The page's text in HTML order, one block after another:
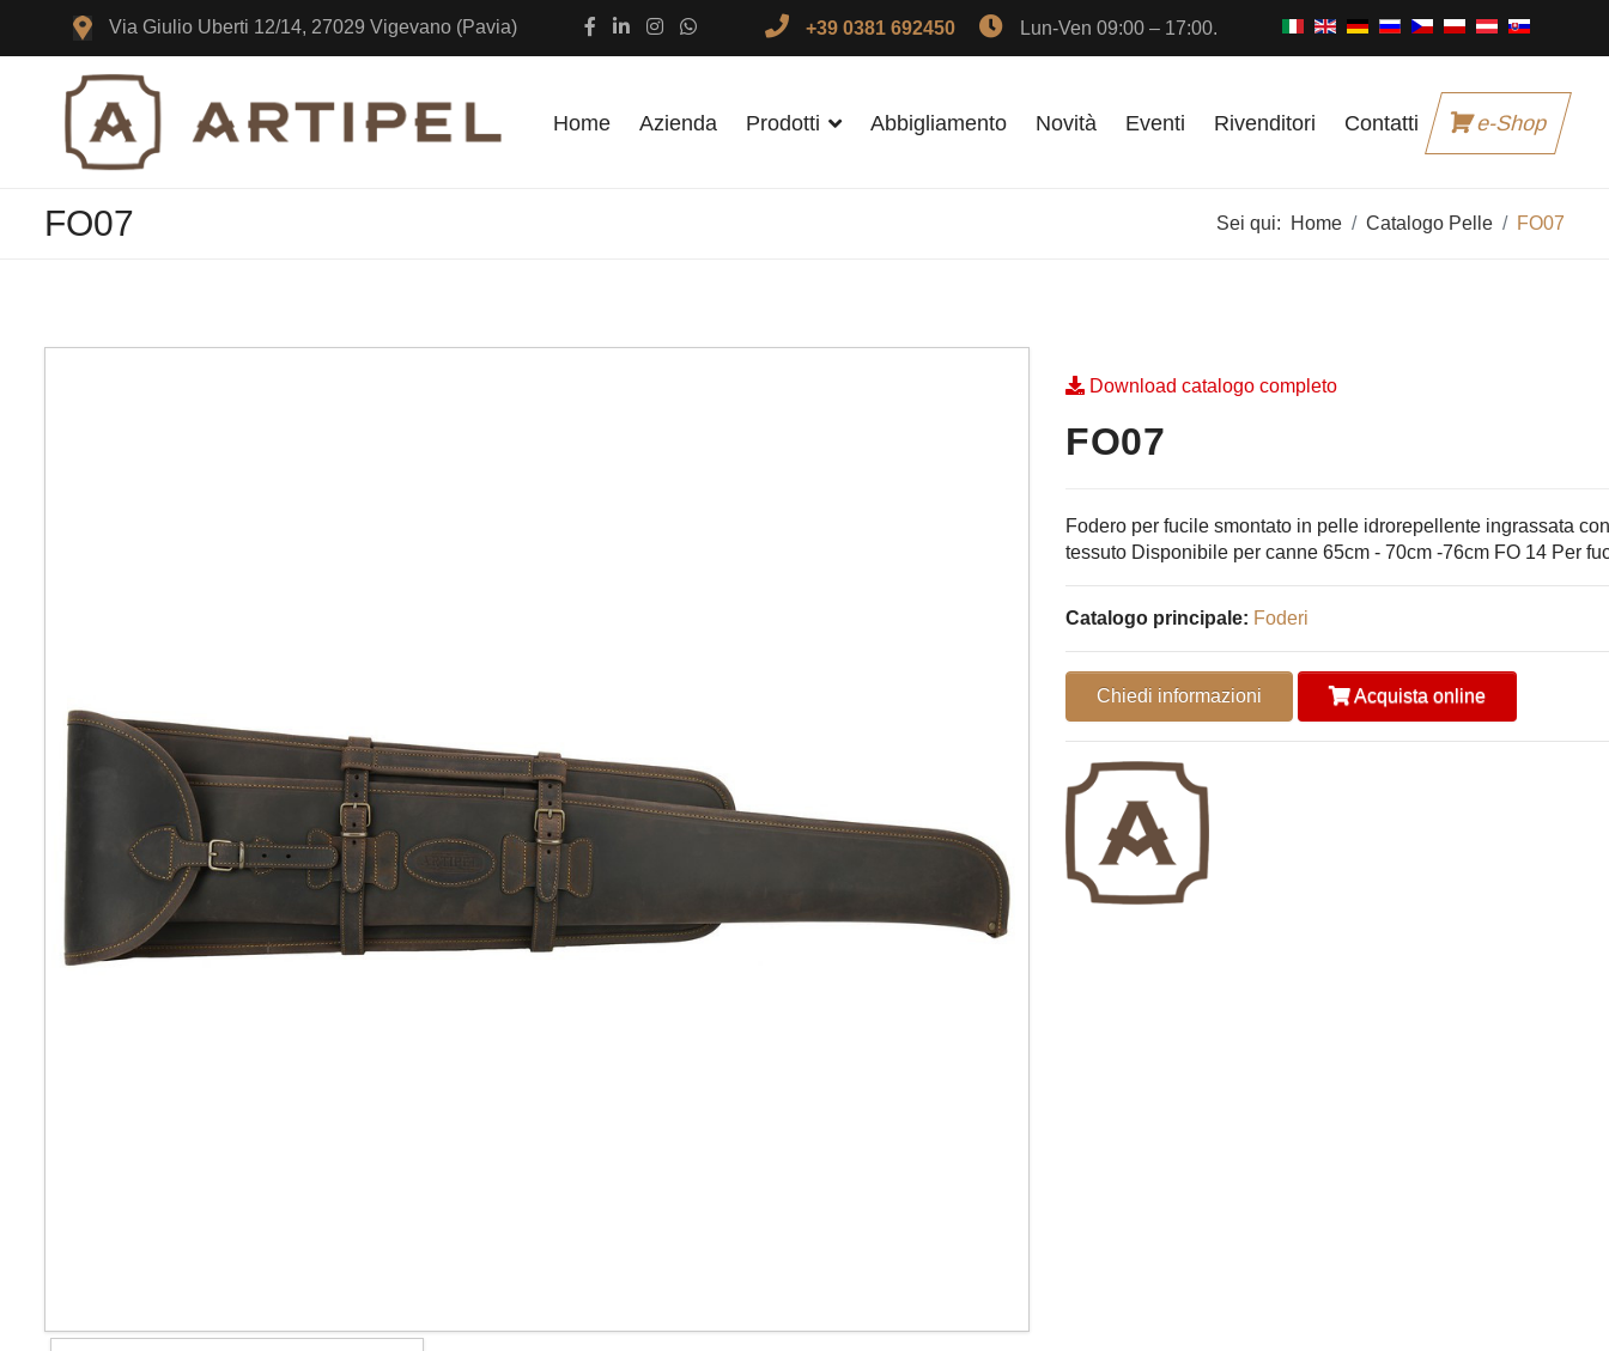
Via Giulio Uberti 12/14, 27029Vigevano (Pavia) +39 0381 692450 Lun-Ven 09:00 – 17:00.
Home Azienda Prodotti Abbigliamento Novità Eventi Rivenditori Contatti e-Shop
FO07 Sei qui: Home Catalogo Pelle FO07
Download catalogo completo
FO07
Fodero per fucile smontato in pelle idrorepellente ingrassata
tessuto Disponibile per canne 65cm - 70cm -76cm FO 14 Per
Catalogo principale: Foderi
Chiedi informazioni Acquista online